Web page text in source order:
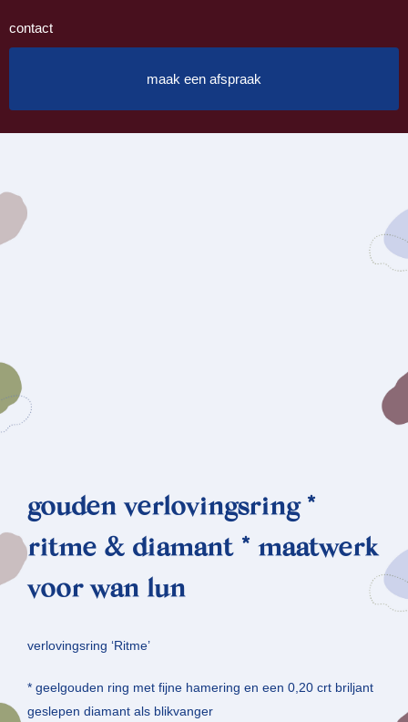
contact
maak een afspraak
gouden verlovingsring *
ritme & diamant * maatwerk
voor wan lun
verlovingsring ‘Ritme’
* geelgouden ring met fijne hamering en een 0,20 crt briljant
geslepen diamant als blikvanger